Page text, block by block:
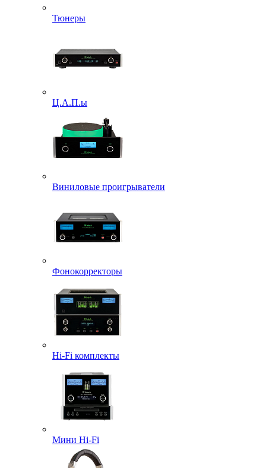
Тюнеры
Ц.А.П.ы
Виниловые проигрыватели
Фонокорректоры
Hi-Fi комплекты
Мини Hi-Fi